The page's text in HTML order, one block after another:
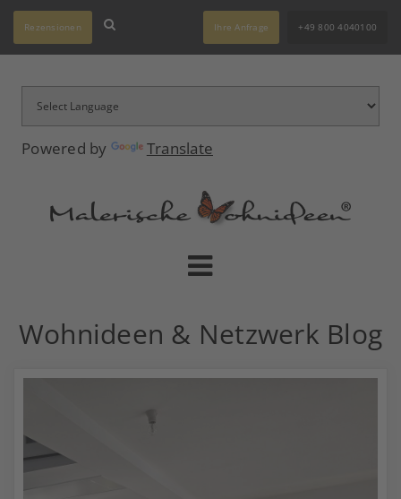
Powered by Translate
Rezensionen Ihre Anfrage +49 800 4040100
Wohnideen & Netzwerk Blog